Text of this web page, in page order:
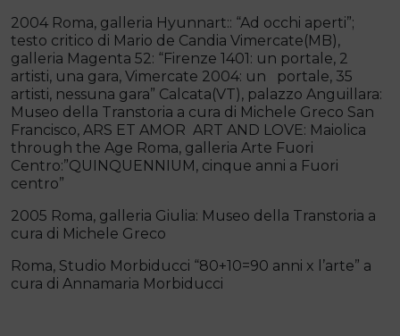
2004 Roma, galleria Hyunnart:: “Ad occhi aperti”;
testo critico di Mario de Candia Vimercate(MB),
galleria Magenta 52: “Firenze 1401: un portale, 2
artisti, una gara, Vimercate 2004: un portale, 35
artisti, nessuna gara” Calcata(VT), palazzo Anguillara:
Museo della Transtoria a cura di Michele Greco San
Francisco, ARS ET AMOR ­ ART AND LOVE: Maiolica
through the Age Roma, galleria Arte Fuori
Centro:”QUINQUENNIUM, cinque anni a Fuori
centro”
2005 Roma, galleria Giulia: Museo della Transtoria a
cura di Michele Greco
Roma, Studio Morbiducci “80+10=90 anni x l’arte” a
cura di Annamaria Morbiducci